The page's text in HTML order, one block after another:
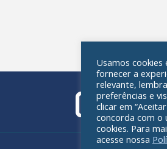
Usamos cookies
fornecer a
relevante,
preferências e
clicar em
concorda com o
cookies. Para
acesse nossa